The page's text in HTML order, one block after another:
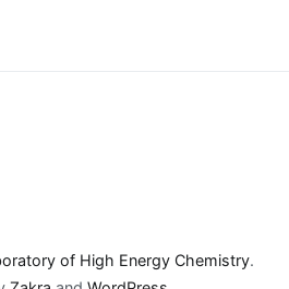
of High Energy Chemistry.